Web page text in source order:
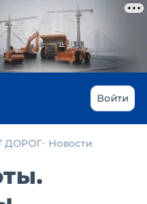
Войти
ДОРОГ Новости